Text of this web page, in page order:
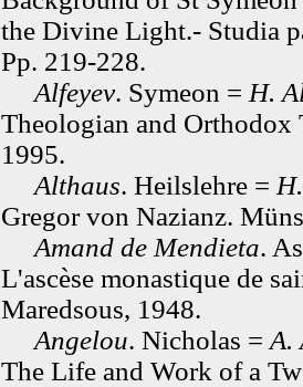
the Divine Light.- Studia
Pp. 219-228.
Alfeyev. Symeon = H.
Theologian and
1995.
Althaus. Heilslehre =
Gregor von Nazianz.
Amand de Mendieta.
L'ascèse monastique de
Maredsous, 1948.
Angelou. Nicholas = A.
The Life and Work of a